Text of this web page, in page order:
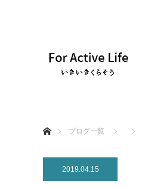
ブログ一覧
2019.04.15